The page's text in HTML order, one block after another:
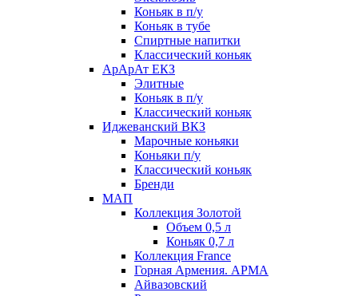
Коньяк в п/у
Коньяк в тубе
Спиртные напитки
Классический коньяк
АрАрАт ЕКЗ
Элитные
Коньяк в п/у
Классический коньяк
Иджеванский ВКЗ
Марочные коньяки
Коньяки п/у
Классический коньяк
Бренди
МАП
Коллекция Золотой
Объем 0,5 л
Коньяк 0,7 л
Коллекция France
Горная Армения. АРМА
Айвазовский